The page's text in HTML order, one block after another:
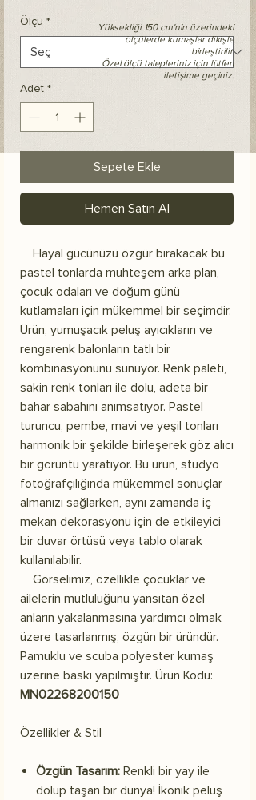
Ölçü *
Adet *
Sepete Ekle
Hemen Satın Al
Hayal gücünüzü özgür bırakacak bu
pastel tonlarda muhteşem arka plan,
çocuk odaları ve doğum günü
kutlamaları için mükemmel bir seçimdir.
Ürün, yumuşacık peluş ayıcıkların ve
rengarenk balonların tatlı bir
kombinasyonunu sunuyor. Renk paleti,
sakin renk tonları ile dolu, adeta bir
bahar sabahını anımsatıyor. Pastel
turuncu, pembe, mavi ve yeşil tonları
harmonik bir şekilde birleşerek göz alıcı
bir görüntü yaratıyor. Bu ürün, stüdyo
fotoğrafçılığında mükemmel sonuçlar
almanızı sağlarken, aynı zamanda iç
mekan dekorasyonu için de etkileyici
bir duvar örtüsü veya tablo olarak
kullanılabilir.
Görselimiz, özellikle çocuklar ve
ailelerin mutluluğunu yansıtan özel
anların yakalanmasına yardımcı olmak
üzere tasarlanmış, özgün bir üründür.
Pamuklu ve scuba polyester kumaş
üzerine baskı yapılmıştır. Ürün Kodu:
MN02268200150
Özellikler & Stil
Özgün Tasarım: Renkli bir yay ile
dolup taşan bir dünya! İkonik peluş
Yüksekliği 150 cm'nin üzerindeki
ölçülerde kumaşlar dikişle
birleştirilir.
Özel ölçü talepleriniz için lütfen
iletişime geçiniz.